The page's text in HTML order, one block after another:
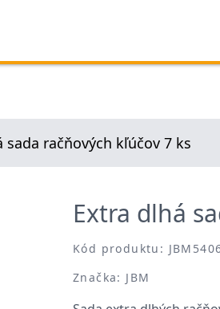
sada račňových kľúčov 7 ks
Extra dlhá
Kód produktu:
Značka: JBM